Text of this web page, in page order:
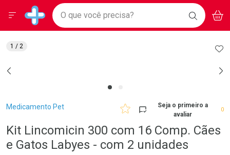
Drogarias Pacheco
Baixe nosso APP e aproveite Ofertas Exclusivas!
BAIXE
O APP
Ir direto para a home
pela página
Ir direto para o conteúdo
Ir direto para a busca
Ir direto para a conta
Faça a sua busca
O que você precisa? BUSCAR
Menu
Breadcrumb
Medicamento Pet
Seja o primeiro a
avaliar
0
Kit Lincomicin 300 com 16 Comp. Cães
e Gatos Labyes - com 2 unidades
1 / 2